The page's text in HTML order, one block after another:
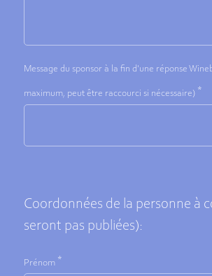
Message du sponsor à la fin d'une réponse
maximum, peut être raccourci si nécessaire) *
Coordonnées de la personne à
seront pas publiées):
Prénom *